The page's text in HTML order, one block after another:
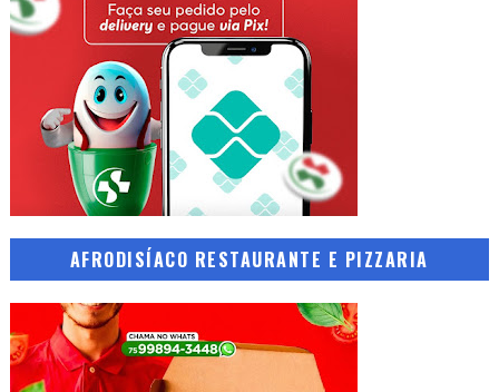
AFRODISÍACO RESTAURANTE E PIZZARIA